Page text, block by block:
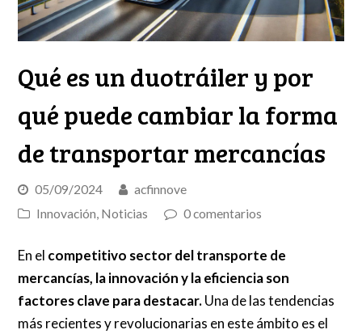
Qué es un duotráiler y por
qué puede cambiar la forma
de transportar mercancías
05/09/2024
acfinnove
Innovación, Noticias 0 comentarios
En el competitivo sector deltransporte de
mercancías, la innovación y la eficiencia son
factores clave para destacar.Una de las tendencias
más recientes y revolucionarias en este ámbito es el